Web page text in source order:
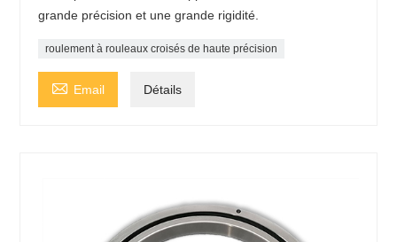
grande précision et une grande rigidité.
roulement à rouleaux croisés de haute précision
 Email Détails